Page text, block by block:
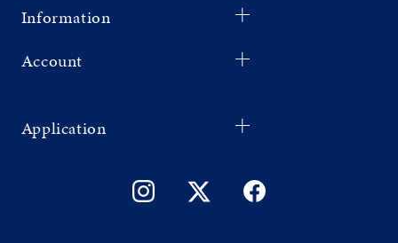
Information
Account
Application